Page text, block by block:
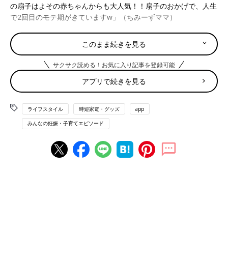
の扇子はよその赤ちゃんからも大人気！！扇子のおかげで、人生
で2回目のモテ期がきていますw」（ちみーずママ）
◾️洗濯ネット
「洗濯ネットは必須です。靴下の行方不明がなくなりました」
（あーと）
◾️腐らない消耗品
「ウェットティッシュ、ビニール袋、スポンジ、排水口の網、使
い捨ての手袋などなど腐らない消耗品は100均最高！！です」
（こじか）
◾️排水口の髪取りシート
「ダイソーやセリアの排水口の髪取りシートを浴室の排水口に貼
このまま続きを見る
サクサク読める！お気に入り記事を登録可能
アプリで続きを見る
ライフスタイル 時短家電・グッズ app
みんなの妊娠・子育てエピソード